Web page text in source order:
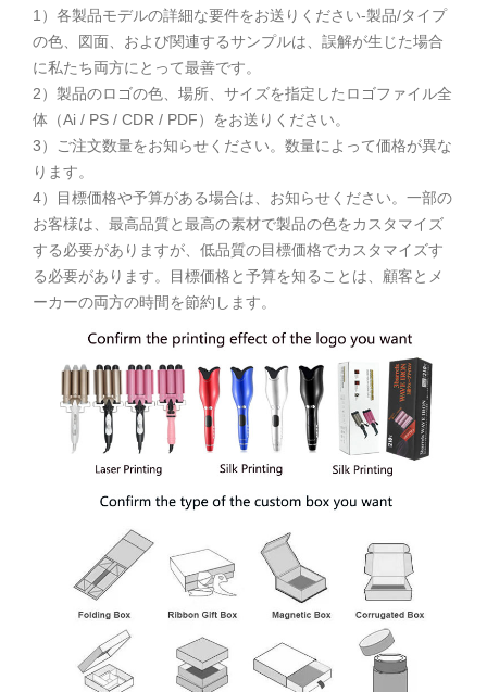
1）各製品モデルの詳細な要件をお送りください-製品/タイプ
の色、図面、および関連するサンプルは、誤解が生じた場合
に私たち両方にとって最善です。
2）製品のロゴの色、場所、サイズを指定したロゴファイル全
体（Ai / PS / CDR / PDF）をお送りください。
3）ご注文数量をお知らせください。数量によって価格が異な
ります。
4）目標価格や予算がある場合は、お知らせください。一部の
お客様は、最高品質と最高の素材で製品の色をカスタマイズ
する必要がありますが、低品質の目標価格でカスタマイズす
る必要があります。目標価格と予算を知ることは、顧客とメ
ーカーの両方の時間を節約します。